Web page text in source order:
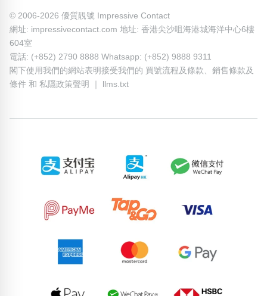
© 2006-2026 優質靚號 Impressive Contact
網址: impressivecontact.com 地址: 香港尖沙咀海港城海洋中心6樓
604室
電話: (+852) 2790 8888 Whatsapp: (+852) 9888 9311
閣下使用我們的網站表明接受我們的 買號流程及條款
銷售條款及
條件 和 私隱政策聲明 llms.txt